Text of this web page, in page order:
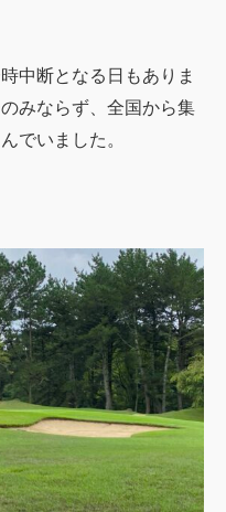
中断となる日もありま
みならず、全国から集
でいました。